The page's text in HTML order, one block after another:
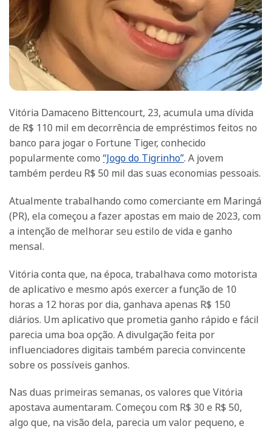
Vitória Damaceno Bittencourt, 23, acumula uma dívida
de R$ 110 mil em decorrência de empréstimos feitos no
banco para jogar o Fortune Tiger, conhecido
popularmente como “Jogo do Tigrinho”. A jovem
também perdeu R$ 50 mil das suas economias pessoais.
Atualmente trabalhando como comerciante em Maringá
(PR), ela começou a fazer apostas em maio de 2023, com
a intenção de melhorar seu estilo de vida e ganho
mensal.
Vitória conta que, na época, trabalhava como motorista
de aplicativo e mesmo após exercer a função de 10
horas a 12 horas por dia, ganhava apenas R$ 150
diários. Um aplicativo que prometia ganho rápido e fácil
parecia uma boa opção. A divulgação feita por
influenciadores digitais também parecia convincente
sobre os possíveis ganhos.
Nas duas primeiras semanas, os valores que Vitória
apostava aumentaram. Começou com R$ 30 e R$ 50,
algo que, na visão dela, parecia um valor pequeno, e